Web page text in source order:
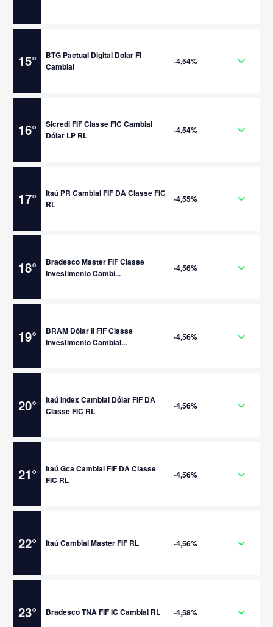
15°
BTG Pactual Digital Dolar FI
Cambial
-4,54%
16°
Sicredi FIF Classe FIC Cambial
Dólar LP RL
-4,54%
17°
Itaú PR Cambial FIF DA Classe FIC
RL
-4,55%
18°
Bradesco Master FIF Classe
Investimento Cambi...
-4,56%
19°
BRAM Dólar II FIF Classe
Investimento Cambial...
-4,56%
20°
Itaú Index Cambial Dólar FIF DA
Classe FIC RL
-4,56%
21°
Itaú Gca Cambial FIF DA Classe
FIC RL
-4,56%
22° Itaú Cambial Master FIF RL -4,56%
23° Bradesco TNA FIF IC Cambial RL -4,58%